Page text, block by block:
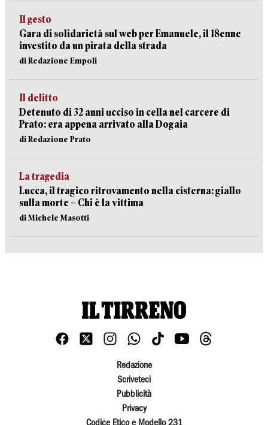
Il gesto
Gara di solidarietà sul web per Emanuele, il 18enne
investito da un pirata della strada
di Redazione Empoli
Il delitto
Detenuto di 32 anni ucciso in cella nel carcere di
Prato: era appena arrivato alla Dogaia
di Redazione Prato
La tragedia
Lucca, il tragico ritrovamento nella cisterna: giallo
sulla morte – Chi è la vittima
di Michele Masotti
Redazione
Scriveteci
Pubblicità
Privacy
Codice Etico e Modello 231